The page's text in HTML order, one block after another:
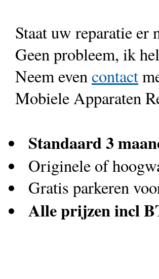
Staat uw reparatie er
Geen probleem, ik
Neem evencontact
Mobiele Apparaten
Standaard 3
Originele of
Gratis parkeren
Alle prijzen incl